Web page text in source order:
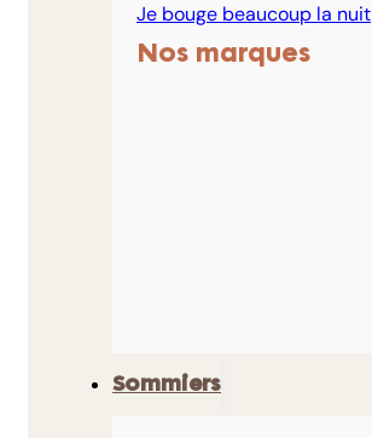
Je bouge beaucoup la nuit
Nos marques
Sommiers